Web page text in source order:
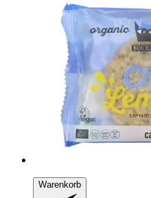
Warenkorb